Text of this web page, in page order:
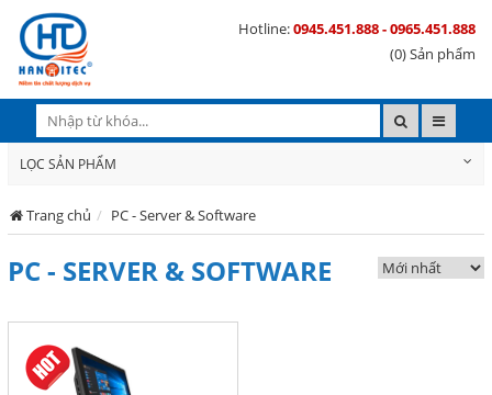
Hotline:0945.451.888 - 0965.451.888
(0) Sản phẩm
LỌC SẢN PHẨM
Trang chủ PC - Server & Software
PC - SERVER & SOFTWARE